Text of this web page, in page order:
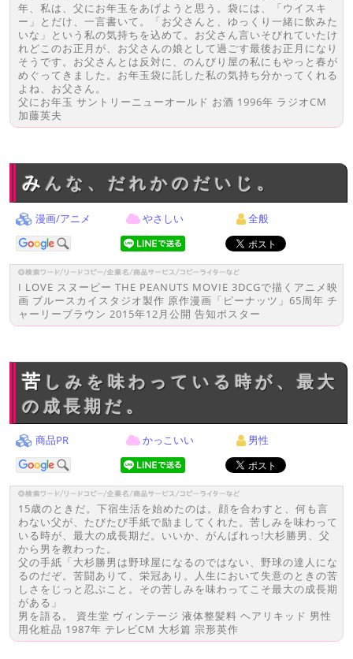
年、私は、父にお年玉をあげようと思う。袋には、「ウイスキ
ー」とだけ、一言書いて。「お父さんと、ゆっくり一緒に飲みた
いな」という私の気持ちを込めて。お父さん言いそびれていたけ
れどこのお正月が、お父さんの娘として過ごす最後お正月になり
そうです。お父さんとは反対に、のんびり屋の私にもやっと春が
めぐってきました。お年玉袋に託した私の気持ち分かってくれる
よね、お父さん。
父にお年玉 サントリーニューオールド お酒 1996年 ラジオCM
加藤英夫
みんな、だれかのだいじ。
漫画/アニメ やさしい 全般
I LOVE スヌーピー THE PEANUTS MOVIE 3DCGで描くアニメ映
画 ブルースカイスタジオ製作 原作漫画「ピーナッツ」65周年 チ
ャーリーブラウン 2015年12月公開 告知ポスター
苦しみを味わっている時が、最大
の成長期だ。
商品PR かっこいい 男性
15歳のときだ。下宿生活を始めたのは。顔を合わすと、何も言
わない父が、たびたび手紙で励ましてくれた。苦しみを味わって
いる時が、最大の成長期だ。いいか、がんばれっ!大杉勝男、父
から男を教わった。
父の手紙「大杉勝男は野球屋になるのではない、野球の達人にな
るのだぞ。苦闘ありて、栄冠あり。人生において失意のときの苦
しさをじっと忍ぶこと。その苦しみを味わってこそ最大の成長期
がある」
男を語る。 資生堂 ヴィンテージ 液体整髪料 ヘアリキッド 男性
用化粧品 1987年 テレビCM 大杉篇 宗形英作